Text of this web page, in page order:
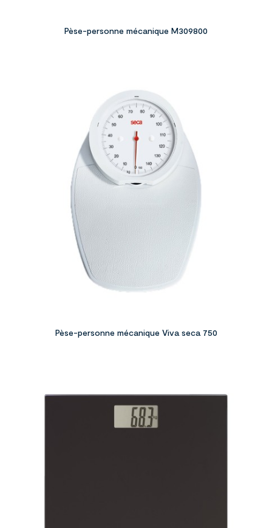
Pèse-personne mécanique M309800
Pèse-personne mécanique Viva seca 750